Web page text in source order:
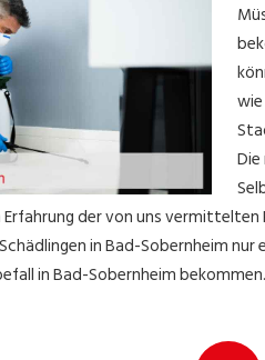
der von uns
in Bad-Sobernheim
in Bad-Sobernheim bekommen.